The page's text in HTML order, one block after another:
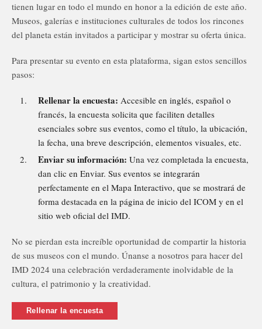
tienen lugar en todo el mundo en honor a la edición de este año.
Museos, galerías e instituciones culturales de todos los rincones
del planeta están invitados a participar y mostrar su oferta única.
Para presentar su evento en esta plataforma, sigan estos sencillos
pasos:
Rellenar la encuesta: Accesible en inglés, español o
francés, la encuesta solicita que faciliten detalles
esenciales sobre sus eventos, como el título, la ubicación,
la fecha, una breve descripción, elementos visuales, etc.
Enviar su información: Una vez completada la encuesta,
dan clic en Enviar. Sus eventos se integrarán
perfectamente en el Mapa Interactivo, que se mostrará de
forma destacada en la página de inicio del ICOM y en el
sitio web oficial del IMD.
No se pierdan esta increíble oportunidad de compartir la historia
de sus museos con el mundo. Únanse a nosotros para hacer del
IMD 2024 una celebración verdaderamente inolvidable de la
cultura, el patrimonio y la creatividad.
Rellenar la encuesta